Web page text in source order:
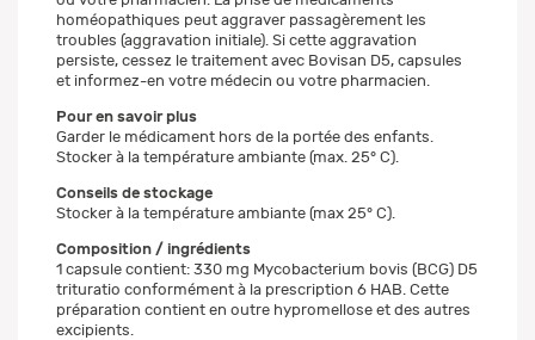
homéopathiques peut aggraver passagèrement les
troubles (aggravation initiale). Si cette aggravation
persiste, cessez le traitement avec Bovisan D5, capsules
et informez-en votre médecin ou votre pharmacien.
Pour en savoir plus
Garder le médicament hors de la portée des enfants.
Stocker à la température ambiante (max. 25° C).
Conseils de stockage
Stocker à la température ambiante (max 25° C).
Composition / ingrédients
1 capsule contient: 330 mg Mycobacterium bovis (BCG) D5
trituratio conformément à la prescription 6 HAB. Cette
préparation contient en outre hypromellose et des autres
excipients.